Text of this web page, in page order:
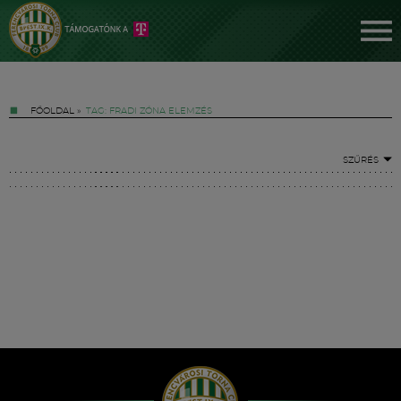
FŐOLDAL » TAG: FRADI ZÓNA ELEMZÉS
SZŰRÉS
Hírek